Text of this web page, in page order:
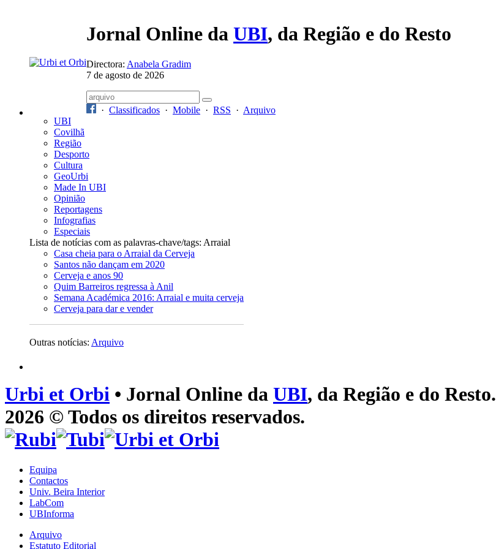
Jornal Online da UBI, da Região e do Resto
Directora: Anabela Gradim
7 de agosto de 2026
· Classificados · Mobile · RSS · Arquivo
UBI
Covilhã
Região
Desporto
Cultura
GeoUrbi
Made In UBI
Opinião
Reportagens
Infografias
Especiais
Lista de notícias com as palavras-chave/tags: Arraial
Casa cheia para o Arraial da Cerveja
Santos não dançam em 2020
Cerveja e anos 90
Quim Barreiros regressa à Anil
Semana Académica 2016: Arraial e muita cerveja
Cerveja para dar e vender
Outras notícias: Arquivo
Urbi et Orbi • Jornal Online da UBI, da Região e do Resto.
2026 © Todos os direitos reservados.
Equipa
Contactos
Univ. Beira Interior
LabCom
UBInforma
Arquivo
Estatuto Editorial